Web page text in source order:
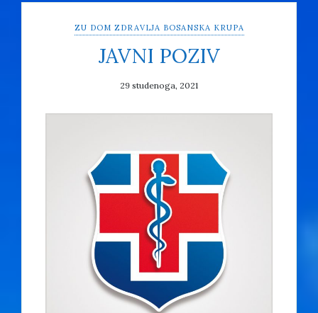
ZU DOM ZDRAVLJA BOSANSKA KRUPA
JAVNI POZIV
29 studenoga, 2021